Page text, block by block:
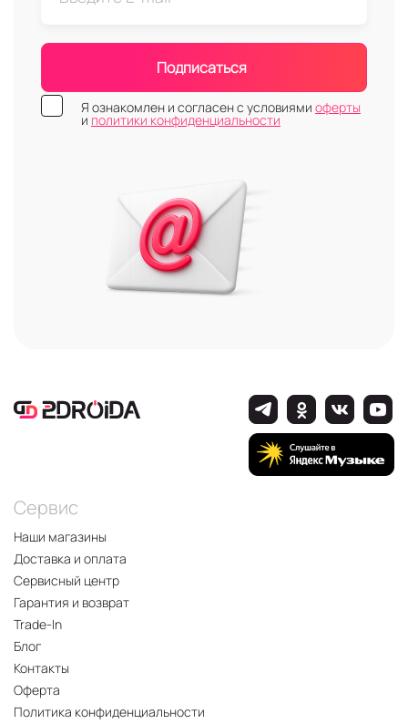
Подписаться
Я ознакомлен и согласен с условиями оферты
и политики конфиденциальности
Сервис
Наши магазины
Доставка и оплата
Сервисный центр
Гарантия и возврат
Trade-In
Блог
Контакты
Оферта
Политика конфиденциальности